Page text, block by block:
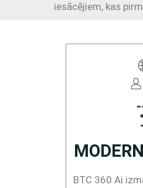
iesācējiem, kas
BTC 360 Ai